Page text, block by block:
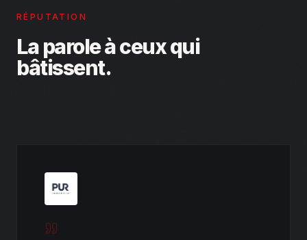
RÉPUTATION
La parole à ceux qui
bâtissent.